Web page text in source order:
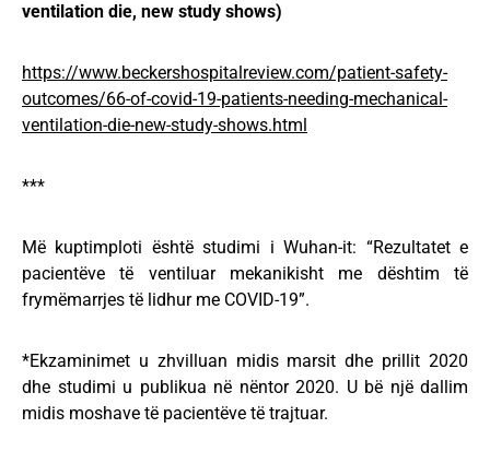
ventilation die, new study shows)
https://www.beckershospitalreview.com/patient-safety-
outcomes/66-of-covid-19-patients-needing-mechanical-
ventilation-die-new-study-shows.html
***
Më kuptimploti është studimi i Wuhan-it: “Rezultatet e
pacientëve të ventiluar mekanikisht me dështim të
frymëmarrjes të lidhur me COVID-19”.
*Ekzaminimet u zhvilluan midis marsit dhe prillit 2020
dhe studimi u publikua në nëntor 2020. U bë një dallim
midis moshave të pacientëve të trajtuar.